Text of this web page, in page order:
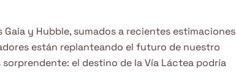
y Hubble, sumados a recientes estimaciones
están replanteando el futuro de nuestro
el destino de la Vía Láctea podría